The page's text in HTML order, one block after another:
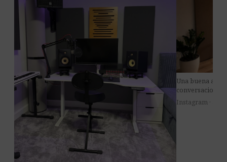
Instagram · 8 jul
Una buena
conversaciones